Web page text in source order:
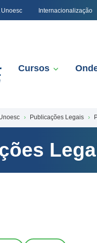
Unoesc Internacionalização
Cursos
Publicações Legais